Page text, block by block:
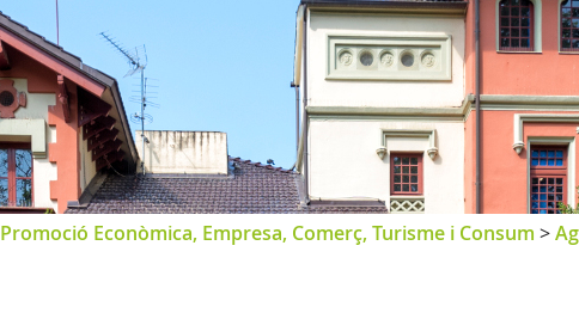
Promoció Econòmica, Empresa, Comerç, Turisme i Consum >